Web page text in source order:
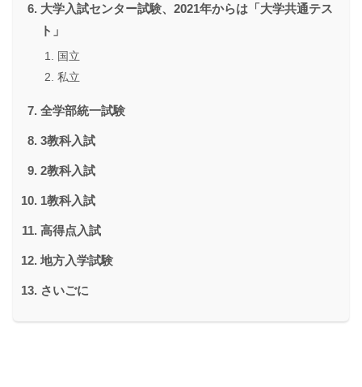
大学入試センター試験、2021年からは「大学共通テス
ト」
国立
私立
全学部統一試験
3教科入試
2教科入試
1教科入試
高得点入試
地方入学試験
さいごに